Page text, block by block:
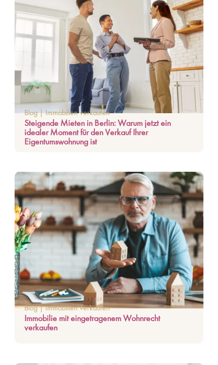
Blog| Immobilien verkaufen
Steigende Mieten in Berlin: Warum jetzt ein
idealer Moment für den Verkauf Ihrer
Eigentumswohnung ist
Blog| Immobilien verkaufen
Immobilie mit eingetragenem Wohnrecht
verkaufen